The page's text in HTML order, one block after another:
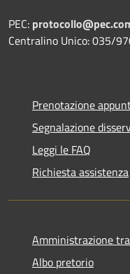
PEC:
Centralino Unico: 035/
Prenotazione
Segnalazione
Leggi le FAQ
Richiesta assistenza
Amministrazione
Albo pretorio